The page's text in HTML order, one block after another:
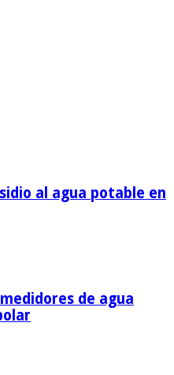
al agua potable en
de agua